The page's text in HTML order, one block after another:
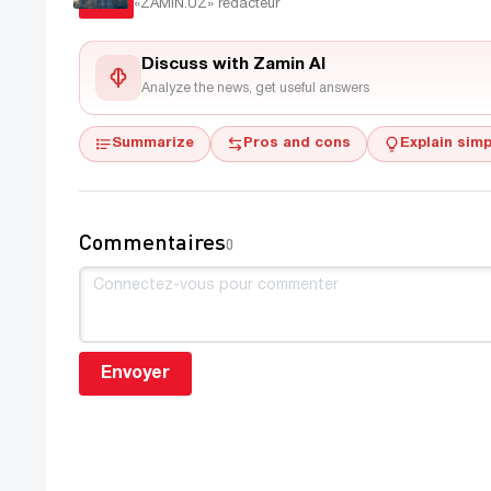
«ZAMIN.UZ» rédacteur
Discuss with Zamin AI
Analyze the news, get useful answers
Summarize Pros and cons Explain
Commentaires0
Envoyer